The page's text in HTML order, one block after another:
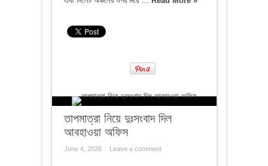
তাপমাত্রা নিয়ে দুঃসংবাদ দিল
আবহাওয়া অফিস
June 4, 2026 Leave a comment